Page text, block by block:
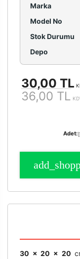
Marka
Model No
Stok Durumu
Depo
30,00 TL
36,00 TL
Adet:
30 x 20 x 20